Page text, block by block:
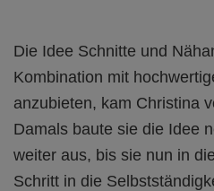
Die Idee Schnitte und
Kombination mit
anzubieten, kam Christina
Damals baute sie die Idee
weiter aus, bis sie nun in
Schritt in die